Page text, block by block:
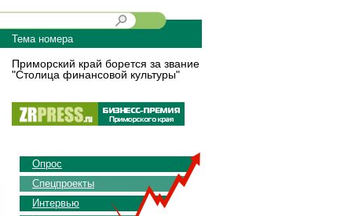
Тема номера
Приморский край борется за звание
"Столица финансовой культуры"
Опрос
Спецпроекты
Интервью